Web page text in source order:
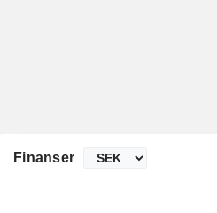
Finanser